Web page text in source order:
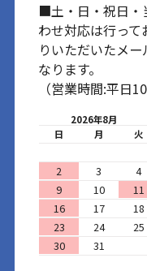
■土・日・祝日・
わせ対応は行っ
りいただいたメ
なります。
（営業時間:平日
2026年8月
日
月 火
2
3 4
9
10 11
16
17 18
23
24 25
30
31